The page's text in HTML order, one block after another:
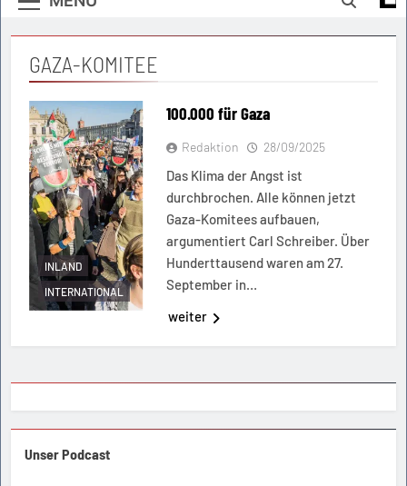
GAZA-KOMITEE
INLAND
INTERNATIONAL
100.000 für Gaza
Redaktion 28/09/2025
Das Klima der Angst ist
durchbrochen. Alle können jetzt
Gaza-Komitees aufbauen,
argumentiert Carl Schreiber. Über
Hunderttausend waren am 27.
September in…
weiter
Unser Podcast